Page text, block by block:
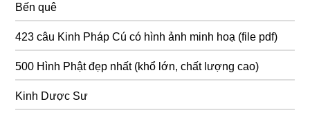
Bến quê
423 câu Kinh Pháp Cú có hình ảnh minh hoạ (file pdf)
500 Hình Phật đẹp nhất (khổ lớn, chất lượng cao)
Kinh Dược Sư